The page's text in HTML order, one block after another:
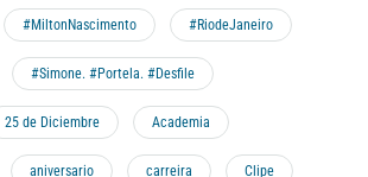
#MiltonNascimento #RiodeJaneiro
#Simone. #Portela. #Desfile
25 de Diciembre Academia
aniversario carreira Clipe